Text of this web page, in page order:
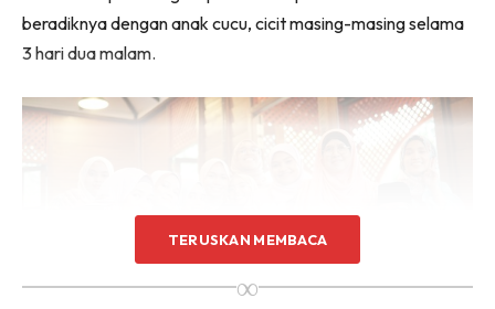
beradiknya dengan anak cucu, cicit masing-masing selama
3 hari dua malam.
TERUSKAN MEMBACA
∞